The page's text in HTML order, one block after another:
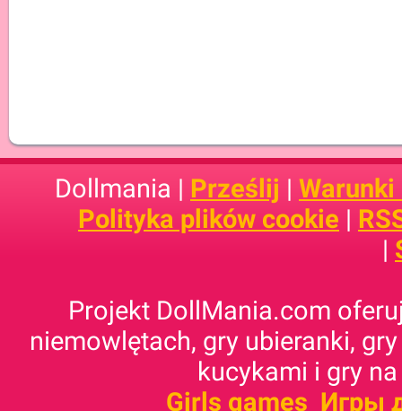
Dollmania | Prześlij |
Polityka plików cookie |
|
Projekt DollMania.com
niemowlętach, gry ubieranki,
kucykami i gry
Girls games Игры